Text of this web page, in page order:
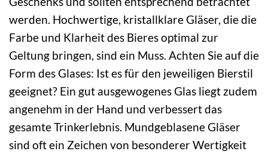
werden. Hochwertige, kristallklare Gläser, die die
Farbe und Klarheit des Bieres optimal zur
Geltung bringen, sind ein Muss. Achten Sie auf die
Form des Glases: Ist es für den jeweiligen Bierstil
geeignet? Ein gut ausgewogenes Glas liegt zudem
angenehm in der Hand und verbessert das
gesamte Trinkerlebnis. Mundgeblasene Gläser
sind oft ein Zeichen von besonderer Wertigkeit